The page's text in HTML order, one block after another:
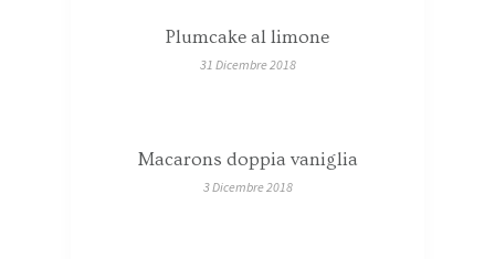
Plumcake al limone
31 Dicembre 2018
Macarons doppia vaniglia
3 Dicembre 2018